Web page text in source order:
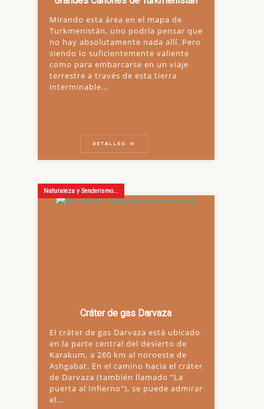
Mirando esta área en el mapa de
Turkmenistán, uno podría pensar que
no hay absolutamente nada allí. Pero
siendo lo suficientemente valiente
como para embarcarse en un viaje
terrestre a través de esta tierra
interminable...
DETALLES
Naturaleza y Senderismo...
Cráter de gas Darvaza
El cráter de gas Darvaza está ubicado
en la parte central del desierto de
Karakum, a 260 km al noroeste de
Ashgabat. En el camino hacia el cráter
de Darvaza (también llamado "La
puerta al Infierno"), se puede admirar
el...